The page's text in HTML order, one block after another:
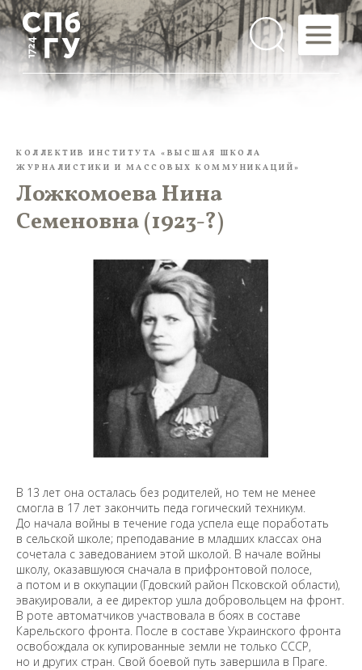
КОЛЛЕКТИВ ИНСТИТУТА «ВЫСШАЯ ШКОЛА
ЖУРНАЛИСТИКИ И МАССОВЫХ КОММУНИКАЦИЙ»
Ложкомоева Нина
Семеновна (1923-?)
В 13 лет она осталась без родителей, но тем не менее
смогла в 17 лет закончить педа гогический техникум.
До начала войны в течение года успела еще поработать
в сельской школе; преподавание в младших классах она
сочетала с заведованием этой школой. В начале войны
школу, оказавшуюся сначала в прифронтовой полосе,
а потом и в оккупации (Гдовский район Псковской области),
эвакуировали, а ее директор ушла добровольцем на фронт.
В роте автоматчиков участвовала в боях в составе
Карельского фронта. После в составе Украинского фронта
освобождала ок купированные земли не только СССР,
но и других стран. Свой боевой путь завершила в Праге.